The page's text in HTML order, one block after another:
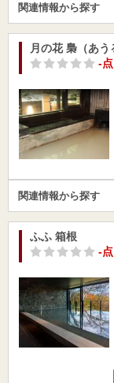
関連情報から探す
月の花 梟（あう
-点
関連情報から探す
ふふ 箱根
-点